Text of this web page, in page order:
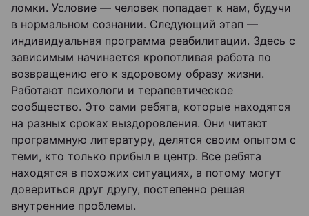
ломки. Условие — человек попадает к нам, будучи
в нормальном сознании. Следующий этап —
индивидуальная программа реабилитации. Здесь с
зависимым начинается кропотливая работа по
возвращению его к здоровому образу жизни.
Работают психологи и терапевтическое
сообщество. Это сами ребята, которые находятся
на разных сроках выздоровления. Они читают
программную литературу, делятся своим опытом с
теми, кто только прибыл в центр. Все ребята
находятся в похожих ситуациях, а потому могут
довериться друг другу, постепенно решая
внутренние проблемы.